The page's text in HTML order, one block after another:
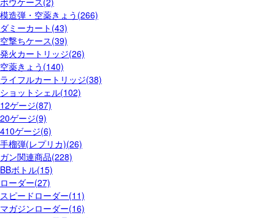
模造弾・空薬きょう(266)
ダミーカート(43)
空撃ちケース(39)
発火カートリッジ(26)
空薬きょう(140)
ライフルカートリッジ(38)
ショットシェル(102)
12ゲージ(87)
20ゲージ(9)
410ゲージ(6)
手榴弾(レプリカ)(26)
ガン関連商品(228)
BBボトル(15)
ローダー(27)
スピードローダー(11)
マガジンローダー(16)